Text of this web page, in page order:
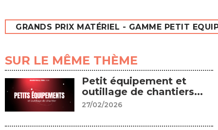
GRANDS PRIX MATÉRIEL - GAMME PETIT
SUR LE MÊME THÈME
Petit équipement et
outillage de chantiers...
27/02/2026